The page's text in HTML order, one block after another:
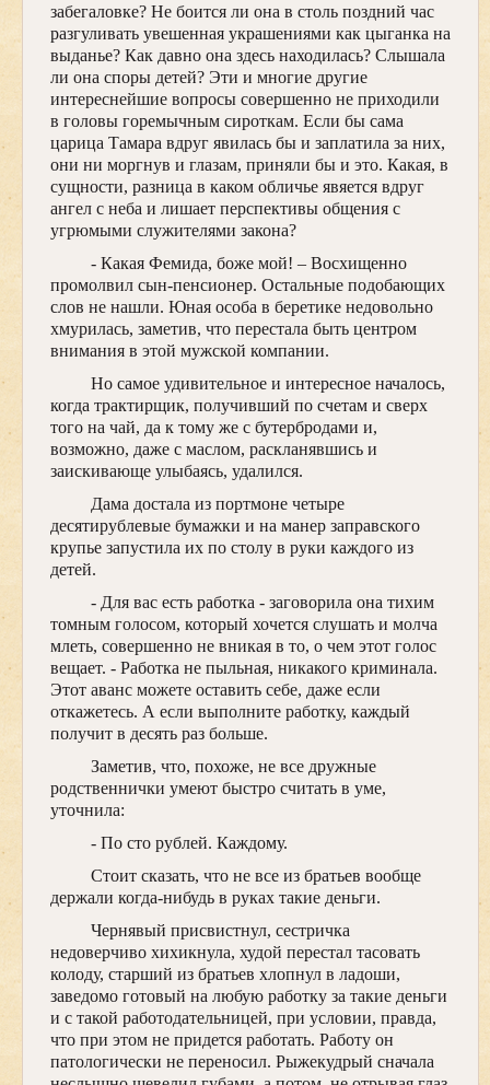
забегаловке? Не боится ли она в столь поздний час
разгуливать увешенная украшениями как цыганка на
выданье? Как давно она здесь находилась? Слышала
ли она споры детей? Эти и многие другие
интереснейшие вопросы совершенно не приходили
в головы горемычным сироткам. Если бы сама
царица Тамара вдруг явилась бы и заплатила за них,
они ни моргнув и глазам, приняли бы и это. Какая, в
сущности, разница в каком обличье явяется вдруг
ангел с неба и лишает перспективы общения с
угрюмыми служителями закона?
- Какая Фемида, боже мой! – Восхищенно
промолвил сын-пенсионер. Остальные подобающих
слов не нашли. Юная особа в беретике недовольно
хмурилась, заметив, что перестала быть центром
внимания в этой мужской компании.
Но самое удивительное и интересное началось,
когда трактирщик, получивший по счетам и сверх
того на чай, да к тому же с бутербродами и,
возможно, даже с маслом, раскланявшись и
заискивающе улыбаясь, удалился.
Дама достала из портмоне четыре
десятирублевые бумажки и на манер заправского
крупье запустила их по столу в руки каждого из
детей.
- Для вас есть работка - заговорила она тихим
томным голосом, который хочется слушать и молча
млеть, совершенно не вникая в то, о чем этот голос
вещает. - Работка не пыльная, никакого криминала.
Этот аванс можете оставить себе, даже если
откажетесь. А если выполните работку, каждый
получит в десять раз больше.
Заметив, что, похоже, не все дружные
родственнички умеют быстро считать в уме,
уточнила:
- По сто рублей. Каждому.
Стоит сказать, что не все из братьев вообще
держали когда-нибудь в руках такие деньги.
Чернявый присвистнул, сестричка
недоверчиво хихикнула, худой перестал тасовать
колоду, старший из братьев хлопнул в ладоши,
заведомо готовый на любую работку за такие деньги
и с такой работодательницей, при условии, правда,
что при этом не придется работать. Работу он
патологически не переносил. Рыжекудрый сначала